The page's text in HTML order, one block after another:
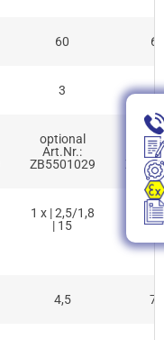
60 60
3 3
optional
Art.Nr.:
ZB5501029
1 x | 2,5/1,8
| 15
1 x |
|
4,5